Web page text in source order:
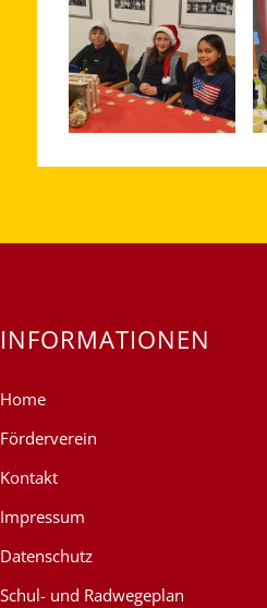
INFORMATIONEN
Home
Förderverein
Kontakt
Impressum
Datenschutz
Schul- und Radwegeplan